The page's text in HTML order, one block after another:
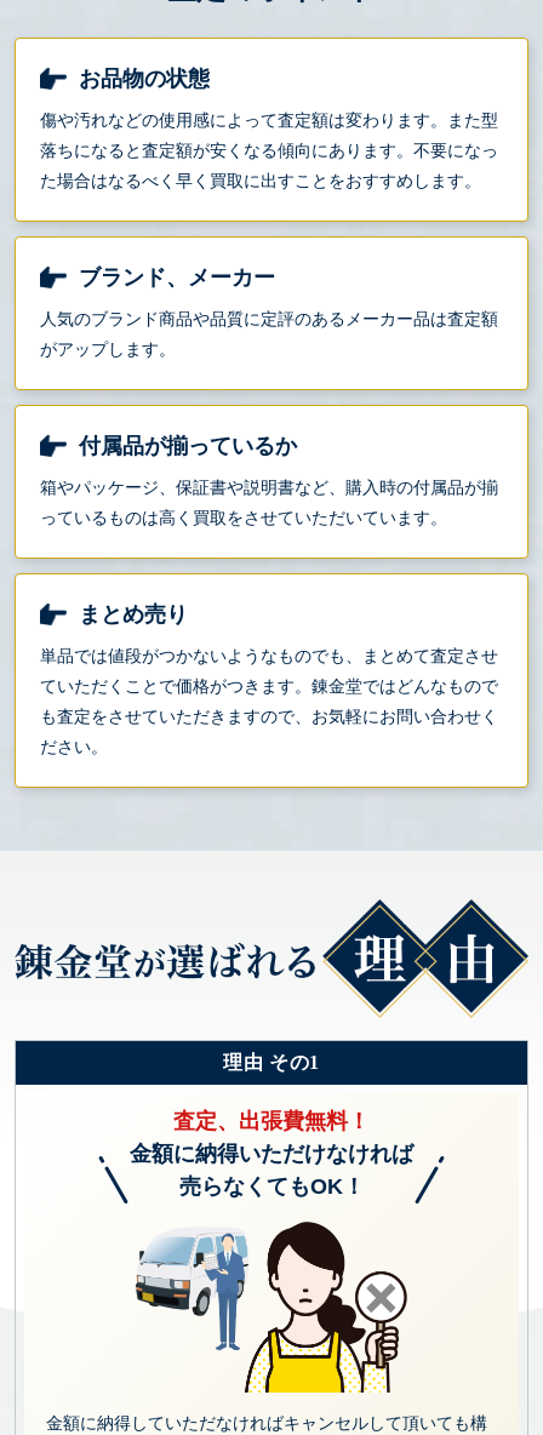
お品物の状態
傷や汚れなどの使用感によって査定額は変わります。また型
落ちになると査定額が安くなる傾向にあります。不要になっ
た場合はなるべく早く買取に出すことをおすすめします。
ブランド、メーカー
人気のブランド商品や品質に定評のあるメーカー品は査定額
がアップします。
付属品が揃っているか
箱やパッケージ、保証書や説明書など、購入時の付属品が揃
っているものは高く買取をさせていただいています。
まとめ売り
単品では値段がつかないようなものでも、まとめて査定させ
ていただくことで価格がつきます。錬金堂ではどんなもので
も査定をさせていただきますので、お気軽にお問い合わせく
ださい。
理由 その1
査定、出張費無料！
金額に納得いただけなければ
売らなくてもOK！
金額に納得していただなければキャンセルして頂いても構